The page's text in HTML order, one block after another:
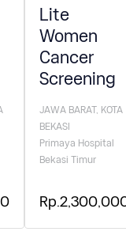
Lite
Women
Cancer
Screening
JAWA BARAT, KOTA
BEKASI
Primaya Hospital
Bekasi Timur